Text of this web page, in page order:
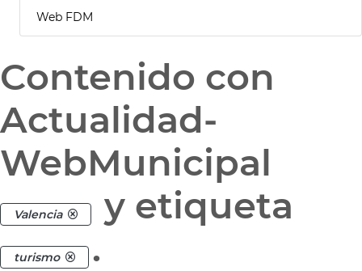
Web FDM
Contenido con
Actualidad-
WebMunicipal
Valencia y etiqueta
turismo .